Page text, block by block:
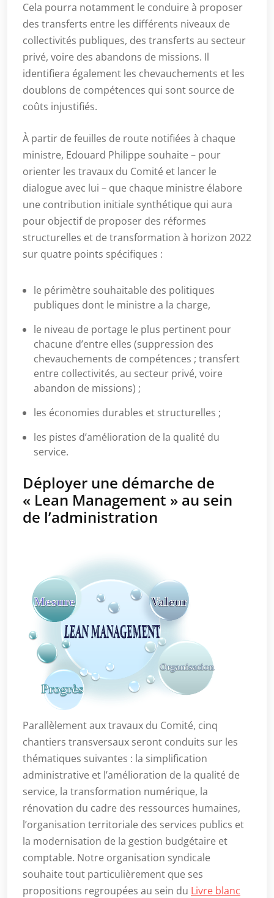
Cela pourra notamment le conduire à proposer
des transferts entre les différents niveaux de
collectivités publiques, des transferts au secteur
privé, voire des abandons de missions. Il
identifiera également les chevauchements et les
doublons de compétences qui sont source de
coûts injustifiés.
À partir de feuilles de route notifiées à chaque
ministre, Edouard Philippe souhaite – pour
orienter les travaux du Comité et lancer le
dialogue avec lui – que chaque ministre élabore
une contribution initiale synthétique qui aura
pour objectif de proposer des réformes
structurelles et de transformation à horizon 2022
sur quatre points spécifiques :
le périmètre souhaitable des politiques
publiques dont le ministre a la charge,
le niveau de portage le plus pertinent pour
chacune d’entre elles (suppression des
chevauchements de compétences ; transfert
entre collectivités, au secteur privé, voire
abandon de missions) ;
les économies durables et structurelles ;
les pistes d’amélioration de la qualité du
service.
Déployer une démarche de
« Lean Management » au sein
de l’administration
Parallèlement aux travaux du Comité, cinq
chantiers transversaux seront conduits sur les
thématiques suivantes : la simplification
administrative et l’amélioration de la qualité de
service, la transformation numérique, la
rénovation du cadre des ressources humaines,
l’organisation territoriale des services publics et
la modernisation de la gestion budgétaire et
comptable. Notre organisation syndicale
souhaite tout particulièrement que ses
propositions regroupées au sein du Livre blanc